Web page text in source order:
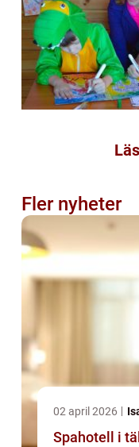
Fler nyheter
02 april 2026
Spahotell i tällberg